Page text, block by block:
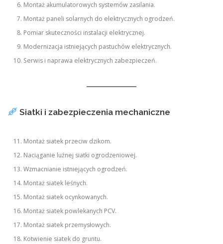
Montaż akumulatorowych systemów zasilania.
Montaż paneli solarnych do elektrycznych ogrodzeń.
Pomiar skuteczności instalacji elektrycznej.
Modernizacja istniejących pastuchów elektrycznych.
Serwis i naprawa elektrycznych zabezpieczeń.
Siatki i zabezpieczenia mechaniczne
Montaż siatek przeciw dzikom.
Naciąganie luźnej siatki ogrodzeniowej.
Wzmacnianie istniejących ogrodzeń.
Montaż siatek leśnych.
Montaż siatek ocynkowanych.
Montaż siatek powlekanych PCV.
Montaż siatek przemysłowych.
Kotwienie siatek do gruntu.